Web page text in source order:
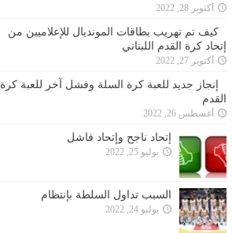
أكتوبر 28, 2022
كيف تم تهريب بطاقات المونديال للإعلاميين من
إتحاد كرة القدم اللبناني
أكتوبر 27, 2022
إنجاز جديد للعبة كرة السلة وفشل آخر للعبة كرة
القدم
أغسطس 26, 2022
إتحاد ناجح وإتحاد فاشل
يوليو 25, 2022
السبب تداول السلطة بإنتظام
يوليو 24, 2022